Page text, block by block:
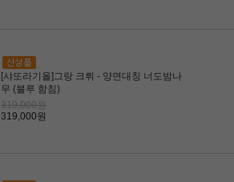
[샤또라기올]그랑 크뤼 - 양면대칭 너도밤나
무 (블루 함침)
319,000원
319,000원